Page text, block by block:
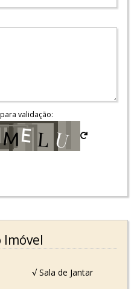
validação:
√ Sala de Jantar